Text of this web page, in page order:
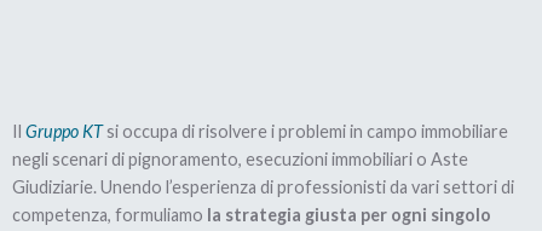
Il Gruppo KTsi occupa di risolvere i problemi in campo immobiliare
negli scenari di pignoramento, esecuzioni immobiliari o Aste
Giudiziarie. Unendo l’esperienza di professionisti da vari settori di
competenza, formuliamo la strategia giusta per ogni singolo